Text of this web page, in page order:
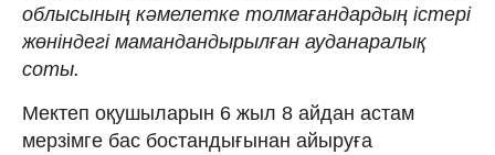
облысының кәмелетке толмағандардың істері
жөніндегі мамандандырылған ауданаралық
соты.
Мектеп оқушыларын 6 жыл 8 айдан астам
мерзімге бас бостандығынан айыруға